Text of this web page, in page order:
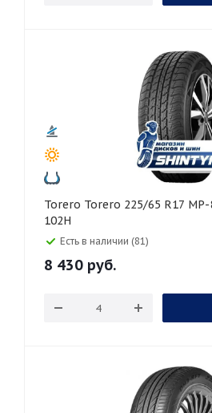
Torero Torero 225/65 R17 MP-82 CONQUERRA 2
102H
Есть в наличии (81)
8 430 руб.